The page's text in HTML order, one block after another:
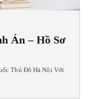
Án – Hồ Sơ
Thủ Đô Hà Nội Với